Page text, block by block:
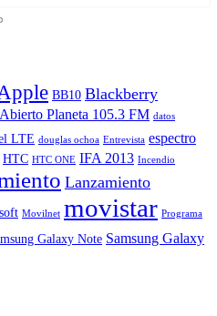
BB10 Blackberry
Planeta 105.3 FM datos
LTE douglas ochoa Entrevista espectro
HTC HTC ONE IFA 2013 Incendio
Lanzamiento
Movilnet movistar Programa
Galaxy Note Samsung Galaxy